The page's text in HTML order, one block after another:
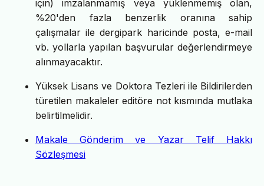
için) imzalanmamış veya yüklenmemiş olan,
%20'den fazla benzerlik oranına sahip
çalışmalar ile dergipark haricinde posta, e-mail
vb. yollarla yapılan başvurular değerlendirmeye
alınmayacaktır.
Yüksek Lisans ve Doktora Tezleri ile Bildirilerden
türetilen makaleler editöre not kısmında mutlaka
belirtilmelidir.
Makale Gönderim ve Yazar Telif Hakkı
Sözleşmesi